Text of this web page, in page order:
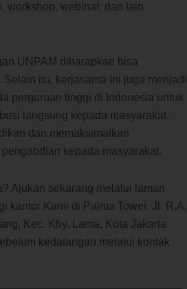
workshop, webinar, dan lain
UNPAM diharapkan bisa
itu, kerjasama ini juga menjadi
perguruan tinggi di Indonesia untuk
langsung kepada masyarakat.
dan memaksimalkan
kepada masyarakat.
Ajukan sekarang melalui laman
kantor Kami di Palma Tower, Jl. R.A.
Kec. Kby. Lama, Kota Jakarta
kedatangan melalui kontak